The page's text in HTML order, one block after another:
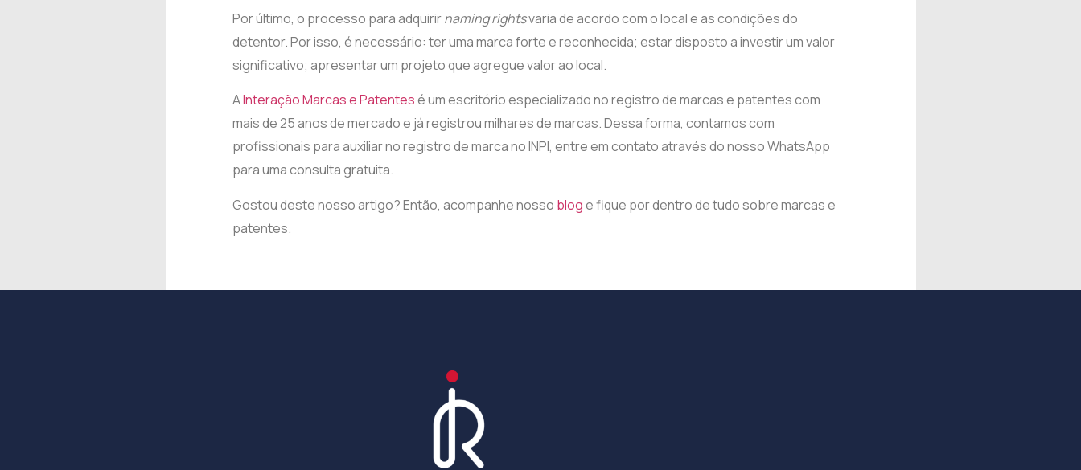
Por último, o processo para adquirirnaming rightsvaria de acordo com o local e as condições do
detentor. Por isso, é necessário: ter uma marca forte e reconhecida; estar disposto a investir um valor
significativo; apresentar um projeto que agregue valor ao local.
AInteração Marcas e Patentesé um escritório especializado no registro de marcas e patentes com
mais de 25 anos de mercado e já registrou milhares de marcas. Dessa forma, contamos com
profissionais para auxiliar no registro de marca no INPI, entre em contato através do nosso WhatsApp
para uma consulta gratuita.
Gostou deste nosso artigo? Então, acompanhe nosso bloge fique por dentro de tudo sobre marcas e
patentes.